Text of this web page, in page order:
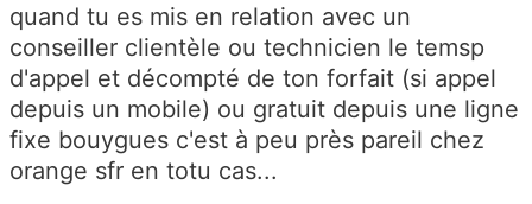
quand tu es mis en relation avec un
conseiller clientèle ou technicien le temsp
d'appel et décompté de ton forfait (si appel
depuis un mobile) ou gratuit depuis une ligne
fixe bouygues c'est à peu près pareil chez
orange sfr en totu cas...